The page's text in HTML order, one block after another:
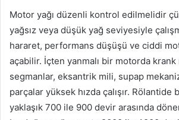
Motor yağı düzenli kontrol edilmelidir
yağsız veya düşük yağ seviyesiyle
hararet, performans düşüşü ve ciddi
açabilir. İçten yanmalı bir motorda
segmanlar, eksantrik mili, supap
parçalar yüksek hızda çalışır.
yaklaşık 700 ile 900 devir arasında